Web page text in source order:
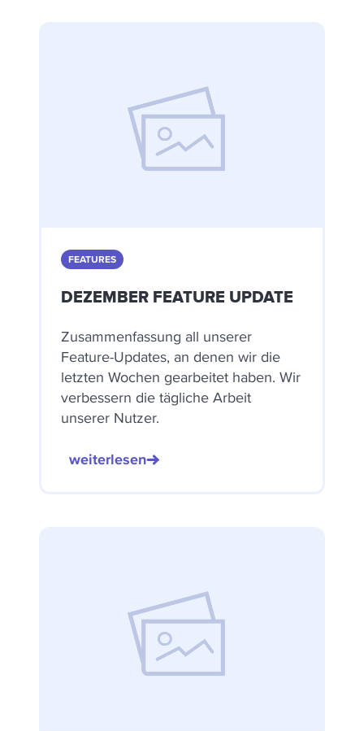
FEATURES
DEZEMBER FEATURE UPDATE
Zusammenfassung all unserer
Feature-Updates, an denen wir die
letzten Wochen gearbeitet haben. Wir
verbessern die tägliche Arbeit
unserer Nutzer.
weiterlesen